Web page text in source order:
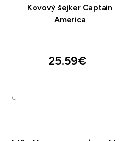
Kovový šejker Captain
America
25.59€‎